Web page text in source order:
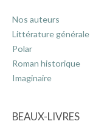
Nos auteurs
Littérature générale
Polar
Roman historique
Imaginaire
BEAUX-LIVRES